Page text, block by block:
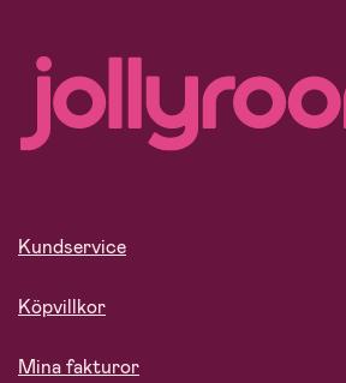
Kundservice
Köpvillkor
Mina fakturor